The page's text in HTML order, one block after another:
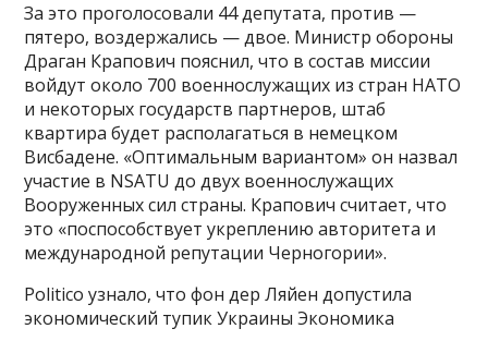
За это проголосовали 44 депутата, против —
пятеро, воздержались — двое. Министр обороны
Драган Крапович пояснил, что в состав миссии
войдут около 700 военнослужащих из стран НАТО
и некоторых государств партнеров, штаб
квартира будет располагаться в немецком
Висбадене. «Оптимальным вариантом» он назвал
участие в NSATU до двух военнослужащих
Вооруженных сил страны. Крапович считает, что
это «поспособствует укреплению авторитета и
международной репутации Черногории».
Politico узнало, что фон дер Ляйен допустила
экономический тупик Украины Экономика